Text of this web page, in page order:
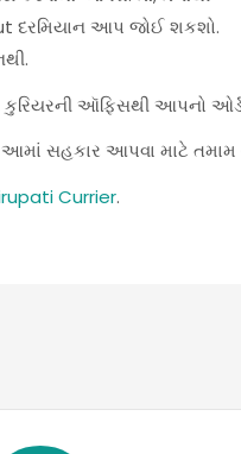
દરમિયાન આપ જોઈ શકશો.
કુરિયરની ઑફિસથી આપનો
સહકાર આપવા માટે
Currier.